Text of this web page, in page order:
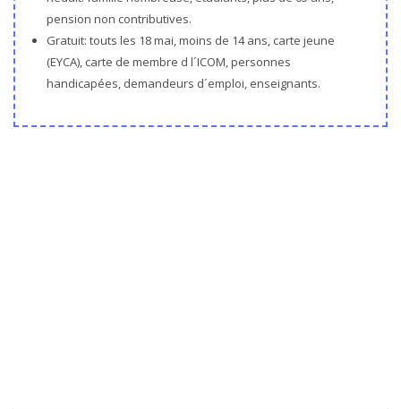
pension non contributives.
Gratuit: touts les 18 mai, moins de 14 ans, carte jeune
(EYCA), carte de membre d l´ICOM, personnes
handicapées, demandeurs d´emploi, enseignants.